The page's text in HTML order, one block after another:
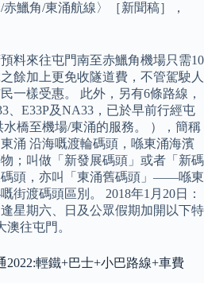
鱲角/東涌航線〉［新聞稿］，
料來往屯門南至赤鱲角機場只需10
餘加上更免收隧道費，不管駕駛人
一樣受惠。 此外，另有6條路線，
、E33P及NA33，已於早前行經屯
橋至機場/東涌的服務。 ），簡稱
涌 沿海嘅渡輪碼頭，喺東涌海濱
；叫做「新發展碼頭」或者「新碼
頭，亦叫「東涌舊碼頭」——喺東
渡碼頭區別。 2018年1月20日：
星期六、日及公眾假期加開以下特
往屯門。
輕鐵+巴士+小巴路線+車費